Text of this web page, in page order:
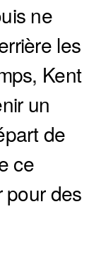
ne
les
Kent
un
de
ce
pour des